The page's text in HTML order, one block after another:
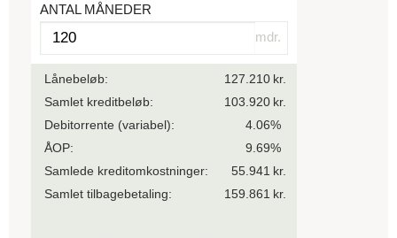
ANTAL MÅNEDER
mdr.
Lånebeløb: 127.210 kr.
Samlet kreditbeløb:
103.920 kr.
Debitorrente (variabel): 4.06%
ÅOP:
9.69%
Samlede kreditomkostninger:
55.941 kr.
Samlet tilbagebetaling:
159.861 kr.